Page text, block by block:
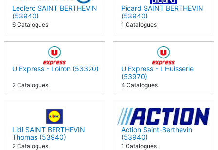
Leclerc SAINT BERTHEVIN
(53940)
6 Catalogues
Picard SAINT BERTHEVIN
(53940)
1 Catalogues
U Express - Loiron (53320)
2 Catalogues
U Express - L'Huisserie
(53970)
4 Catalogues
Lidl SAINT BERTHEVIN
Thomas (53940)
2 Catalogues
Action Saint-Berthevin
(53940)
1 Catalogues